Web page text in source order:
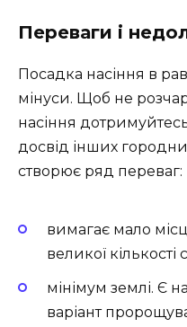
Переваги і
Посадка насіння в
мінуси. Щоб не
насіння
досвід інших
створює ряд переваг:
вимагає мало
великої кількості
мінімум землі. Є
варіант